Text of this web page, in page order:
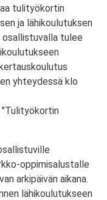
tulityökortin
ja lähikoulutuksen
osallistuvalla tulee
yhteydessä klo
"Tulityökortin
oppimisalustalle
arkipäivän aikana.
lähikoulutukseen